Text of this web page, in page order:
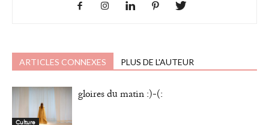
ARTICLES CONNEXES PLUS DE L'AUTEUR
Culture
gloires du matin :)-(: